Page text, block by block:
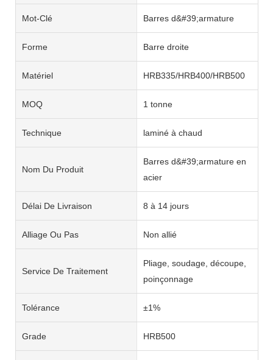
Mot-Clé Barres d&#39;armature
Forme Barre droite
Matériel HRB335/HRB400/HRB500
MOQ 1 tonne
Technique laminé à chaud
Nom Du Produit
Barres d&#39;armature en
acier
Délai De Livraison 8 à 14 jours
Alliage Ou Pas Non allié
Service De Traitement
Pliage, soudage, découpe,
poinçonnage
Tolérance ±1%
Grade HRB500